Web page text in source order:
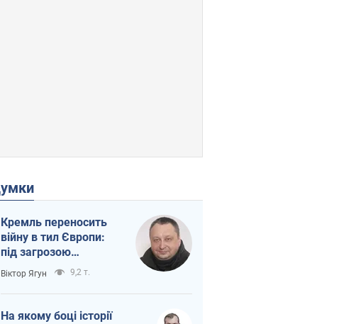
Думки
Кремль переносить
війну в тил Європи:
під загрозою
критична логістика
Віктор Ягун 9,2 т.
На якому боці історії